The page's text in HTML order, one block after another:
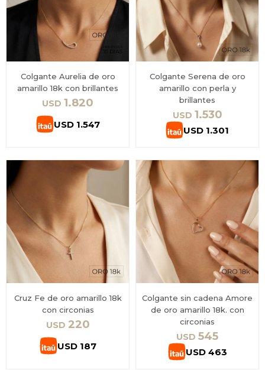
Colgante Aurelia de oro
amarillo 18k con brillantes
USD 1.820
USD 1.547
Colgante Serena de oro
amarillo con perla y
brillantes
USD 1.530
USD 1.301
Cruz Fe de oro amarillo 18k
con circonias
USD 220
USD 187
Colgante sin cadena Amore
de oro amarillo 18k. con
circonias
USD 545
USD 463